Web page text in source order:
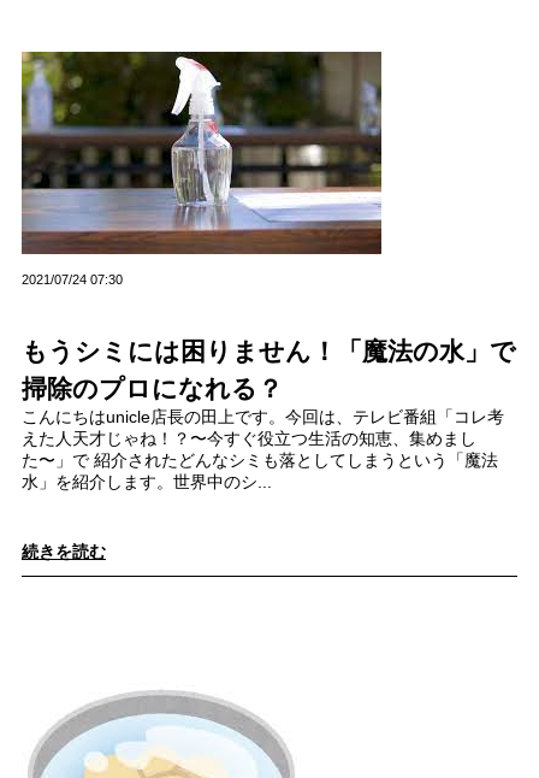
もうシミには困りません！「魔法の水」で
掃除のプロになれる？
2021/07/24 07:30
こんにちはunicle店長の田上です。今回は、テレビ番組「コレ考
えた人天才じゃね！？〜今すぐ役立つ生活の知恵、集めまし
た〜」で 紹介されたどんなシミも落としてしまうという「魔法
水」を紹介します。世界中のシ...
続きを読む